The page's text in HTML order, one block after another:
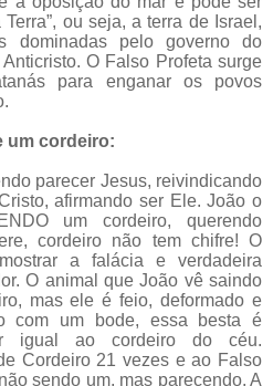
ou seja, a terra de Israel,
dominadas pelo governo do
O Falso Profeta surge
para enganar os povos
um cordeiro:
parecer Jesus, reivindicando
afirmando ser Ele. João o
um cordeiro, querendo
cordeiro não tem chifre! O
a falácia e verdadeira
O animal que João vê saindo
mas ele é feio, deformado e
com um bode, essa besta é
igual ao cordeiro do céu.
Cordeiro 21 vezes e ao Falso
sendo um, mas parecendo. A